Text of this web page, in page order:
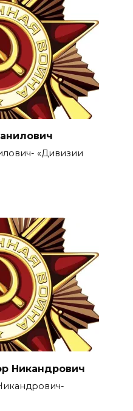
«Дивизии
Никандрович